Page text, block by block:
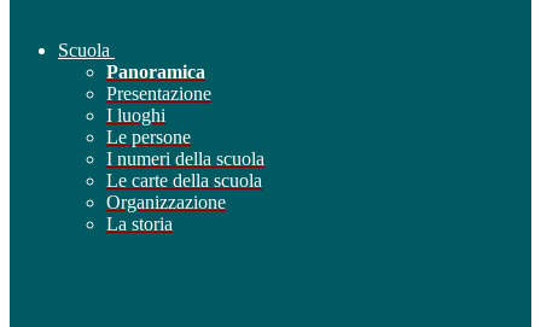
Scuola
Panoramica
Presentazione
I luoghi
Le persone
I numeri della scuola
Le carte della scuola
Organizzazione
La storia